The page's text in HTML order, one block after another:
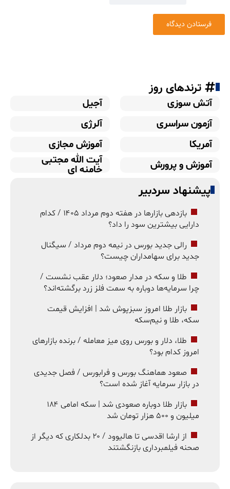
ترندهای روز
آتش سوزی
آجیل
آزمون سراسری
آلرژی
آمریکا
آموزش مجازی
آموزش و پرورش
آیت الله مجتبی
خامنه ای
پیشنهاد سردبیر
بازدهی بازارها در هفته دوم مرداد ۱۴۰۵ / کدام
دارایی بیشترین سود را داد؟
رالی جدید بورس در نیمه دوم مرداد / سیگنال
جدید برای سهامداران چیست؟
طلا و سکه در مدار صعود؛ دلار عقب نشست /
چرا سرمایه‌ها دوباره به سمت فلز زرد برگشته‌اند؟
بازار طلا امروز سبزپوش شد | افزایش قیمت
سکه، طلا و نیم‌سکه
طلا، دلار و بورس روی میز معامله / برنده بازارهای
امروز کدام بود؟
صعود هماهنگ بورس و فرابورس / فصل جدیدی
در بازار سرمایه آغاز شده است؟
بازار طلا دوباره صعودی شد | سکه امامی ۱۸۴
میلیون و ۵۰۰ هزار تومان شد
از ارشا اقدسی تا هالیوود / ۲۰ بدلکاری که دیگر از
صحنه فیلمبرداری بازنگشتند